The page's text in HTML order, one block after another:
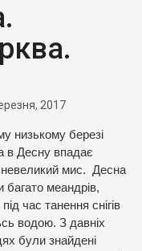
2017
низькому березі
в Десну впадає
невеликий мис. Десна
меандрів,
час танення снігів
водою. З давніх
були знайдені